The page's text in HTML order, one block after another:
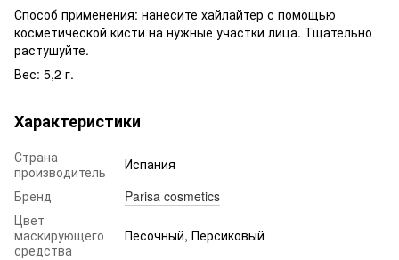
Способ применения: нанесите хайлайтер с помощью
косметической кисти на нужные участки лица. Тщательно
растушуйте.
Вес: 5,2 г.
Характеристики
Страна
производитель
Испания
Бренд
Parisa cosmetics
Цвет
маскирующего
средства
Песочный, Персиковый